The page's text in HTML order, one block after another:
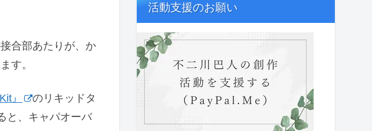
合部あたりが、か
す。
』
のリキッドタ
と、キャパオーバ
活動支援のお願い